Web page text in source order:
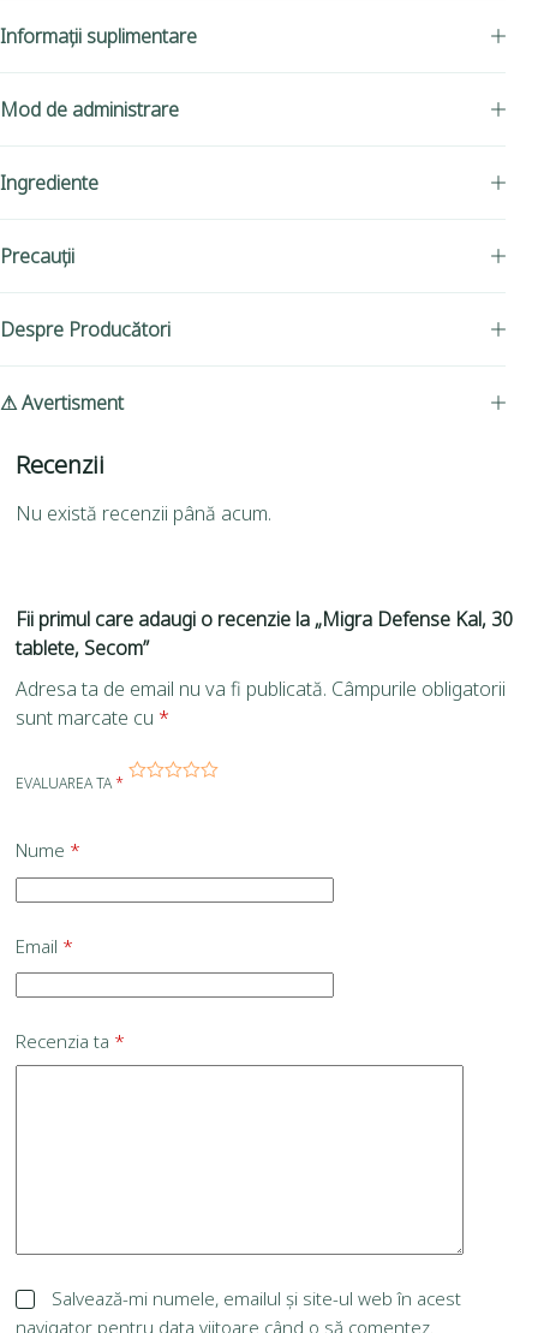
Informații suplimentare
Mod de administrare
Ingrediente
Precauții
Despre Producători
⚠ Avertisment
Recenzii
Nu există recenzii până acum.
Fii primul care adaugi o recenzie la „Migra Defense Kal, 30
tablete, Secom”
Adresa ta de email nu va fi publicată. Câmpurile obligatorii
sunt marcate cu *
EVALUAREA TA*
Nume *
Email *
Recenzia ta *
Salvează-mi numele, emailul și site-ul web în acest
navigator pentru data viitoare când o să comentez.